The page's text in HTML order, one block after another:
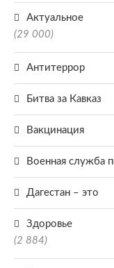
Актуальное
(29 000)
Антитеррор
Битва за Кавказ
Вакцинация
Военная служба
Дагестан – это
Здоровье
(2 884)